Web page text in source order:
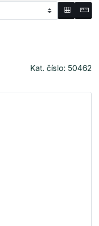
Kat. číslo: 50462